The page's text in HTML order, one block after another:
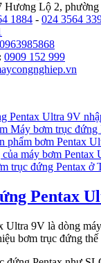
Hương Lộ 2,
1884 - 024 3564
0963985868
0909 152 999
Pentax Ultra 9V
Máy bơm trục
phẩm bơm Pentax
máy bơm Pentax
trục đứng Pentax ở
Pentax
Ultra 9V là dòng
bơm trục đứng